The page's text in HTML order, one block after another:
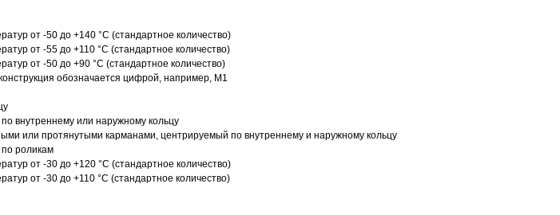
от -50 до +140 °C (стандартное количество)
от -55 до +110 °C (стандартное количество)
от -50 до +90 °C (стандартное количество)
обозначается цифрой, например, M1
внутреннему или наружному кольцу
или протянутыми карманами, центрируемый по внутреннему и наружному кольцу
роликам
от -30 до +120 °C (стандартное количество)
от -30 до +110 °C (стандартное количество)